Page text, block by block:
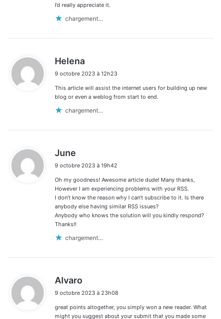
I’d really appreciate it.
chargement…
Helena
t
:
9 octobre 2023 à 12h23
This article will assist the internet users for building up new
blog or even a weblog from start to end.
chargement…
June
t
:
9 octobre 2023 à 19h42
Oh my goodness! Awesome article dude! Many thanks,
However I am experiencing problems with your RSS.
I don’t know the reason why I can’t subscribe to it. Is there
anybody else having similar RSS issues?
Anybody who knows the solution will you kindly respond?
Thanks!!
chargement…
Alvaro
t
:
9 octobre 2023 à 23h08
great points altogether, you simply won a new reader. What
might you suggest about your submit that you made some